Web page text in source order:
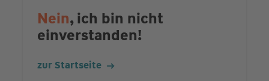
Nein, ich bin nicht
einverstanden!
zur Startseite